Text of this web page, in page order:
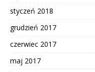
styczeń 2018
grudzień 2017
czerwiec 2017
maj 2017